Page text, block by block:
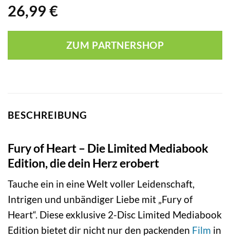
26,99 €
ZUM PARTNERSHOP
BESCHREIBUNG
Fury of Heart – Die Limited Mediabook
Edition, die dein Herz erobert
Tauche ein in eine Welt voller Leidenschaft,
Intrigen und unbändiger Liebe mit „Fury of
Heart“. Diese exklusive 2-Disc Limited Mediabook
Edition bietet dir nicht nur den packenden Film in